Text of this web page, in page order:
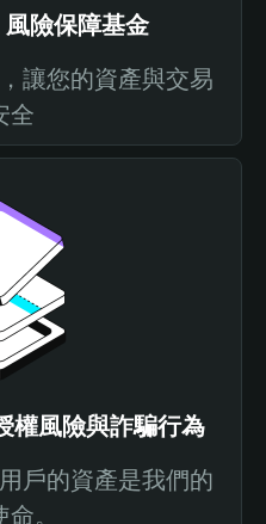
險保障基金
讓您的資產與交易
全
權風險與詐騙行為
戶的資產是我們的
。